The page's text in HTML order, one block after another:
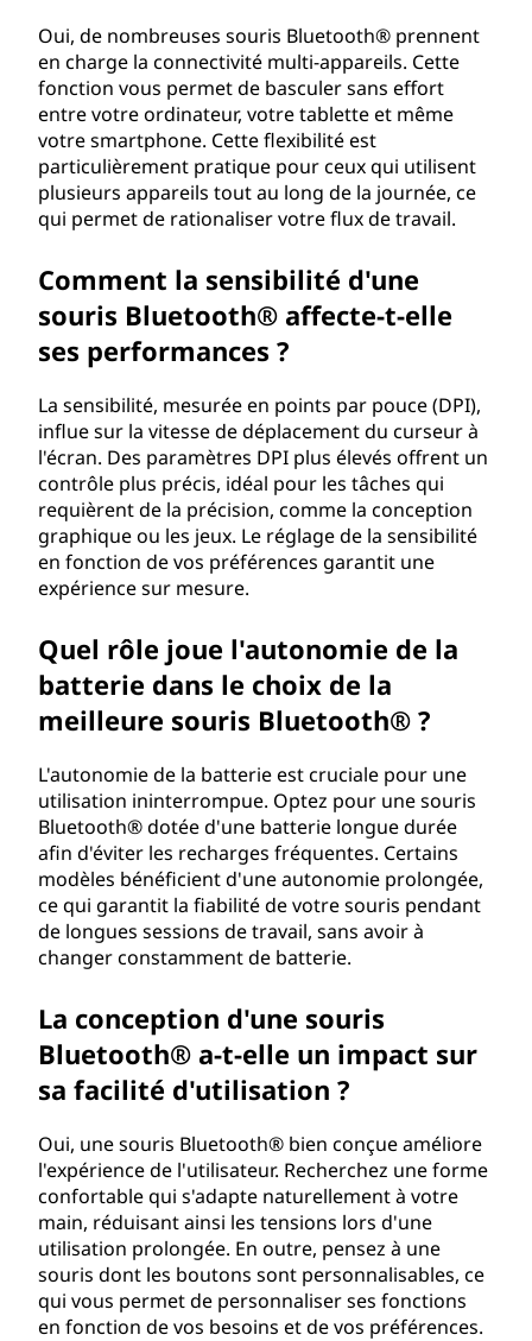
Oui, de nombreuses souris Bluetooth® prennent
en charge la connectivité multi-appareils. Cette
fonction vous permet de basculer sans effort
entre votre ordinateur, votre tablette et même
votre smartphone. Cette flexibilité est
particulièrement pratique pour ceux qui utilisent
plusieurs appareils tout au long de la journée, ce
qui permet de rationaliser votre flux de travail.
Comment la sensibilité d'une
souris Bluetooth® affecte-t-elle
ses performances ?
La sensibilité, mesurée en points par pouce (DPI),
influe sur la vitesse de déplacement du curseur à
l'écran. Des paramètres DPI plus élevés offrent un
contrôle plus précis, idéal pour les tâches qui
requièrent de la précision, comme la conception
graphique ou les jeux. Le réglage de la sensibilité
en fonction de vos préférences garantit une
expérience sur mesure.
Quel rôle joue l'autonomie de la
batterie dans le choix de la
meilleure souris Bluetooth® ?
L'autonomie de la batterie est cruciale pour une
utilisation ininterrompue. Optez pour une souris
Bluetooth® dotée d'une batterie longue durée
afin d'éviter les recharges fréquentes. Certains
modèles bénéficient d'une autonomie prolongée,
ce qui garantit la fiabilité de votre souris pendant
de longues sessions de travail, sans avoir à
changer constamment de batterie.
La conception d'une souris
Bluetooth® a-t-elle un impact sur
sa facilité d'utilisation ?
Oui, une souris Bluetooth® bien conçue améliore
l'expérience de l'utilisateur. Recherchez une forme
confortable qui s'adapte naturellement à votre
main, réduisant ainsi les tensions lors d'une
utilisation prolongée. En outre, pensez à une
souris dont les boutons sont personnalisables, ce
qui vous permet de personnaliser ses fonctions
en fonction de vos besoins et de vos préférences.